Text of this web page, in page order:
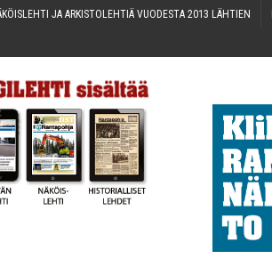
JA ARKIS­TO­LEH­TIÄ VUO­DES­TA 2013 LÄHTIEN